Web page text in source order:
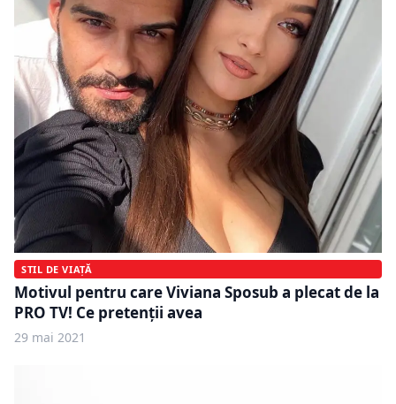
STIL DE VIAȚĂ
Motivul pentru care Viviana Sposub a plecat de la
PRO TV! Ce pretenții avea
29 mai 2021